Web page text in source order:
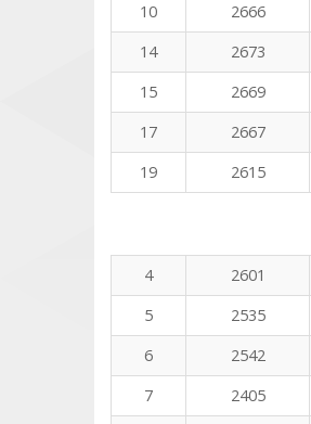
10
2666
14
2673
15
2669
17
2667
19
2615
4
2601
5
2535
6
2542
7
2405